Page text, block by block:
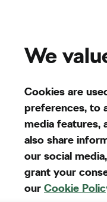
poslat
to
na které chce
se jedná o
dle platného ceníku.
We
Cookies are
preferences, to
media features,
also share
our social
grant your
our Cookie